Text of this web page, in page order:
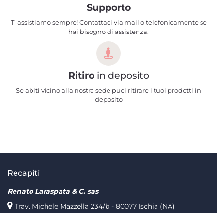
Supporto
Ti assistiamo sempre! Contattaci via mail o telefonicamente se
hai bisogno di assistenza.
Ritiroin deposito
Se abiti vicino alla nostra sede puoi ritirare i tuoi prodotti in
deposito
Recapiti
Renato Laraspata & C. sas
Trav. Michele Mazzella 234/b - 80077 Ischia (NA)